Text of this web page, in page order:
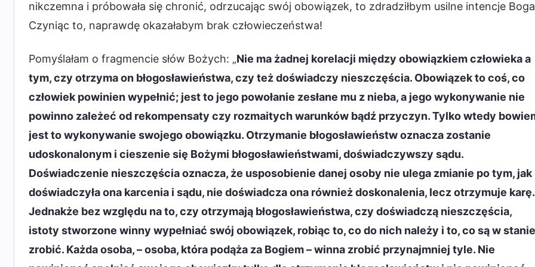
nikczemna i próbowała się chronić, odrzucając swój obowiązek, to zdradziłbym usilne intencje
Czyniąc to, naprawdę okazałabym brak człowieczeństwa!
Pomyślałam o fragmencie słów Bożych: „Nie ma żadnej korelacji między obowiązkiem człowieka a
tym, czy otrzyma on błogosławieństwa, czy też doświadczy nieszczęścia. Obowiązek to coś, co
człowiek powinien wypełnić; jest to jego powołanie zesłane mu z nieba, a jego wykonywanie nie
powinno zależeć od rekompensaty czy rozmaitych warunków bądź przyczyn. Tylko wtedy
jest to wykonywanie swojego obowiązku. Otrzymanie błogosławieństw oznacza zostanie
udoskonalonym i cieszenie się Bożymi błogosławieństwami, doświadczywszy sądu.
Doświadczenie nieszczęścia oznacza, że usposobienie danej osoby nie ulega zmianie po tym, jak
doświadczyła ona karcenia i sądu, nie doświadcza ona również doskonalenia, lecz otrzymuje karę.
Jednakże bez względu na to, czy otrzymają błogosławieństwa, czy doświadczą nieszczęścia,
istoty stworzone winny wypełniać swój obowiązek, robiąc to, co do nich należy i to, co są w stanie
zrobić. Każda osoba, – osoba, która podąża za Bogiem – winna zrobić przynajmniej tyle. Nie